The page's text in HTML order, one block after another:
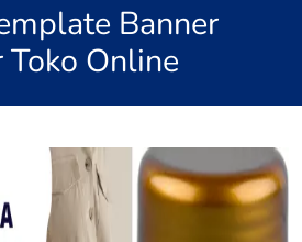
Banner
Online